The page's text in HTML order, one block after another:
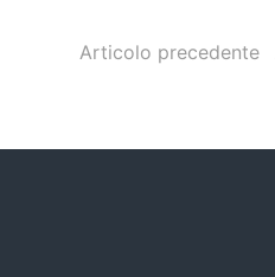
Articolo precedente